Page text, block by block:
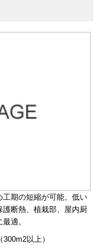
期の短縮が可能。低い
断熱、植栽部、屋内厨
適。
以上）